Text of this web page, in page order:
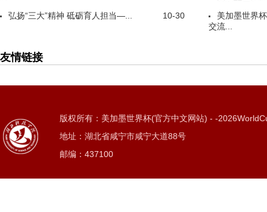
10-30
弘扬“三大”精神 砥砺育人担当—...
美加墨世界
交流...
友情链接
版权所有：美加墨世界杯(官方中文网站) - -
地址：湖北省咸宁市咸宁大道88号
邮编：437100